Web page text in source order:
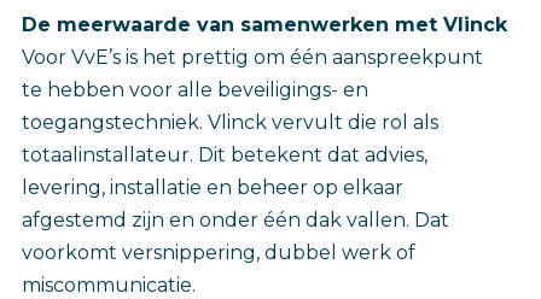
De meerwaarde van samenwerken met Vlinck
Voor VvE’s is het prettig om één aanspreekpunt
te hebben voor alle beveiligings- en
toegangstechniek. Vlinck vervult die rol als
totaalinstallateur. Dit betekent dat advies,
levering, installatie en beheer op elkaar
afgestemd zijn en onder één dak vallen. Dat
voorkomt versnippering, dubbel werk of
miscommunicatie.